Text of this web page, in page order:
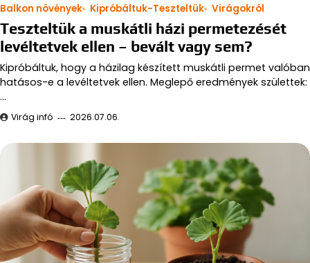
Balkon növények Kipróbáltuk-Teszteltük Virágokról
Teszteltük a muskátli házi permetezését
levéltetvek ellen – bevált vagy sem?
Kipróbáltuk, hogy a házilag készített muskátli permet valóban
hatásos-e a levéltetvek ellen. Meglepő eredmények születtek:
…
Virág infó 2026.07.06.